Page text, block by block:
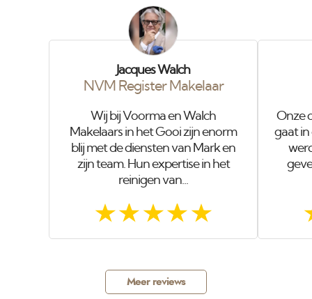
Jacques Walch
NVM Register Makelaar
Wij bij Voorma en Walch
Makelaars in het Gooi zijn enorm
blij met de diensten van Mark en
zijn team. Hun expertise in het
reinigen van...
Onze
gaat in
Meer reviews